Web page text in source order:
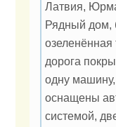
Латвия,
Рядный дом,
озеленённая
дорога
одну
оснащены
системой,